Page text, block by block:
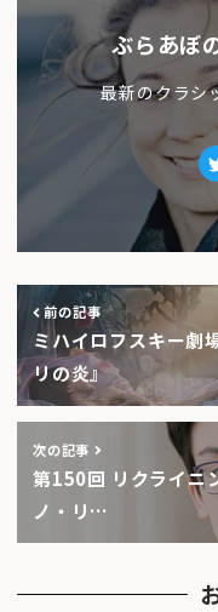
ぶらあぼ
最新のクラシ
前の記事
ミハイロフスキー劇
リの炎』
次の記事
第150回 リクライニ
ノ・リ…